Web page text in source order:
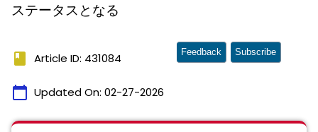
ステータスとなる
book Article ID: 431084
calendar_today Updated On: 02-27-2026
Feedback Subscribe